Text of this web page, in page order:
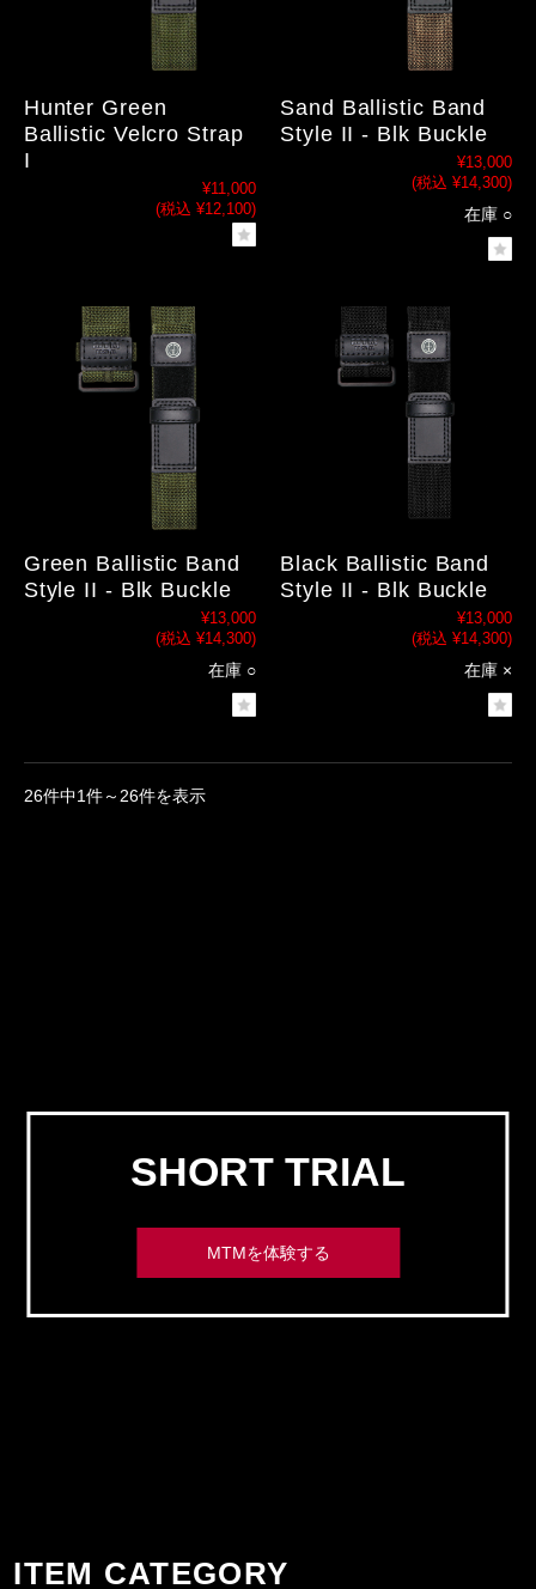
Hunter Green
Ballistic Velcro Strap
I
¥11,000
(税込 ¥12,100)
Sand Ballistic Band
Style II - Blk Buckle
¥13,000
(税込 ¥14,300)
在庫 ○
Green Ballistic Band
Style II - Blk Buckle
¥13,000
(税込 ¥14,300)
在庫 ○
Black Ballistic Band
Style II - Blk Buckle
¥13,000
(税込 ¥14,300)
在庫 ×
26件中1件～26件を表示
SHORT TRIAL
MTMを体験する
ITEM CATEGORY